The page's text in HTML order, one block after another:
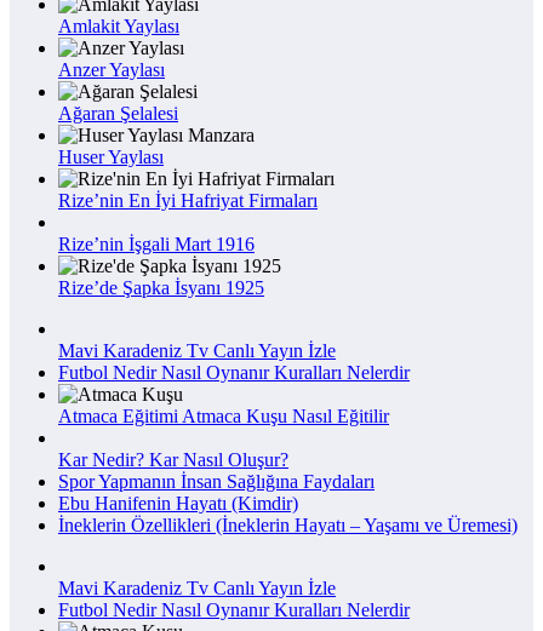
Amlakit Yaylası
Anzer Yaylası
Ağaran Şelalesi
Huser Yaylası
Rize’nin En İyi Hafriyat Firmaları
Rize’nin İşgali Mart 1916
Rize’de Şapka İsyanı 1925
Mavi Karadeniz Tv Canlı Yayın İzle
Futbol Nedir Nasıl Oynanır Kuralları Nelerdir
Atmaca Eğitimi Atmaca Kuşu Nasıl Eğitilir
Kar Nedir? Kar Nasıl Oluşur?
Spor Yapmanın İnsan Sağlığına Faydaları
Ebu Hanifenin Hayatı (Kimdir)
İneklerin Özellikleri (İneklerin Hayatı – Yaşamı ve Üremesi)
Mavi Karadeniz Tv Canlı Yayın İzle
Futbol Nedir Nasıl Oynanır Kuralları Nelerdir